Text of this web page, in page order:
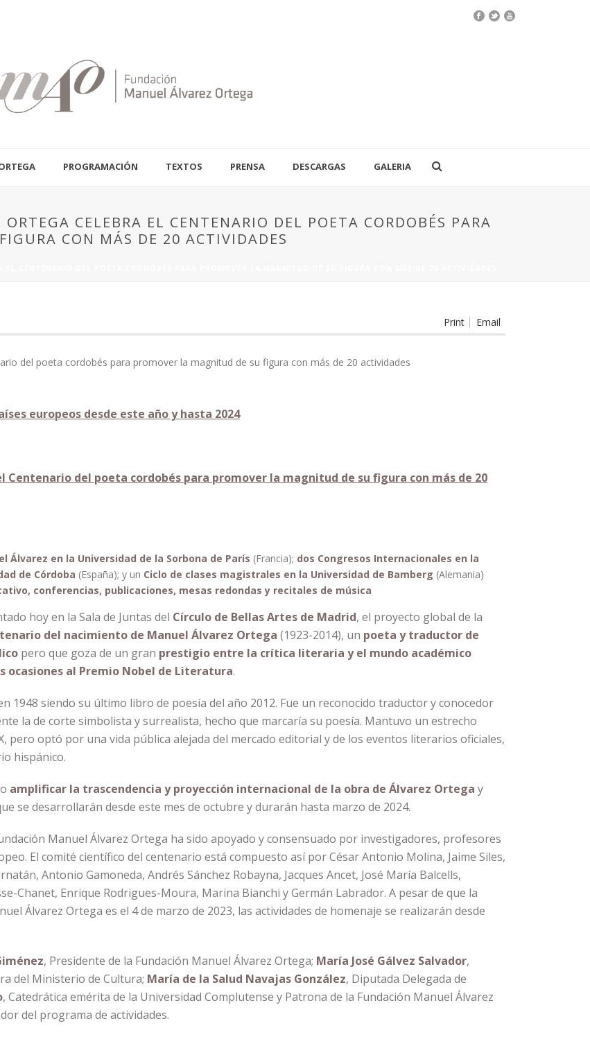
PROGRAMACIÓN TEXTOS PRENSA DESCARGAS GALERIA
CELEBRA EL CENTENARIO DEL POETA CORDOBÉS PARA
CON MÁS DE 20 ACTIVIDADES
Print Email
europeos desde este año y hasta 2024
Centenario del poeta cordobés para promover la magnitud de su figura con más de 20
Álvarez en la Universidad de la Sorbona de París (Francia); dos Congresos Internacionales en la
de Córdoba (España); y un Ciclo de clases magistrales en la Universidad de Bamberg (Alemania)
conferencias, publicaciones, mesas redondas y recitales de música
hoy en la Sala de Juntas del Círculo de Bellas Artes de Madrid, el proyecto global de la
del nacimiento de Manuel Álvarez Ortega (1923-2014), un poeta y traductor de
pero que goza de un gran prestigio entre la crítica literaria y el mundo académico
ocasiones al Premio Nobel de Literatura.
1948 siendo su último libro de poesía del año 2012. Fue un reconocido traductor y conocedor
la de corte simbolista y surrealista, hecho que marcaría su poesía. Mantuvo un estrecho
pero optó por una vida pública alejada del mercado editorial y de los eventos literarios oficiales,
hispánico.
amplificar la trascendencia y proyección internacional de la obra de Álvarez Ortega y
se desarrollarán desde este mes de octubre y durarán hasta marzo de 2024.
Manuel Álvarez Ortega ha sido apoyado y consensuado por investigadores, profesores
El comité científico del centenario está compuesto así por César Antonio Molina, Jaime Siles,
Antonio Gamoneda, Andrés Sánchez Robayna, Jacques Ancet, José María Balcells,
Chanet, Enrique Rodrigues-Moura, Marina Bianchi y Germán Labrador. A pesar de que la
Álvarez Ortega es el 4 de marzo de 2023, las actividades de homenaje se realizarán desde
, Presidente de la Fundación Manuel Álvarez Ortega; María José Gálvez Salvador,
del Ministerio de Cultura; María de la Salud Navajas González, Diputada Delegada de
, Catedrática emérita de la Universidad Complutense y Patrona de la Fundación Manuel Álvarez
del programa de actividades.